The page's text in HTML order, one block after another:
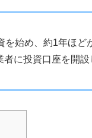
始め、約1年ほど
に投資口座を開設